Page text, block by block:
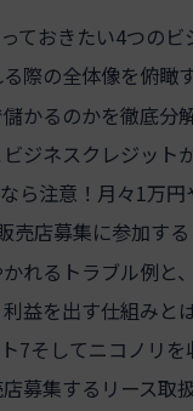
ておきたい4つの
際の全体像を俯
かるのかを徹底分
ジネスクレジット
ら注意！月々1万
売店募集に参加す
れるトラブル例と
益を出す仕組みと
7そしてニコノリ
募集するリース